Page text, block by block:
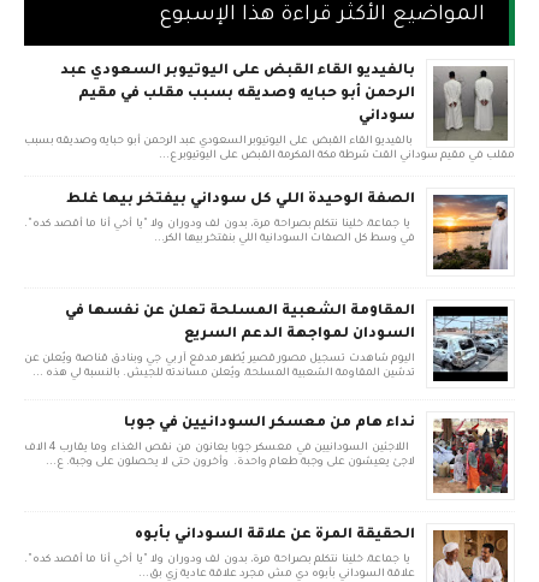
المواضيع الأكثر قراءة هذا الإسبوع
بالفيديو القاء القبض على اليوتيوبر السعودي عبد
الرحمن أبو حبايه وصديقه بسبب مقلب في مقيم
سوداني
بالفيديو القاء القبض على اليوتيوبر السعودي عبد الرحمن أبو حبايه وصديقه بسبب
مقلب في مقيم سوداني القت شرطة مكة المكرمة القبض على اليوتيوبر ع...
الصفة الوحيدة اللي كل سوداني بيفتخر بيها غلط
يا جماعة، خلينا نتكلم بصراحة مرة، بدون لف ودوران ولا "يا أخي أنا ما أقصد كده".
في وسط كل الصفات السودانية اللي بنفتخر بيها الكر...
المقاومة الشعبية المسلحة تعلن عن نفسها في
السودان لمواجهة الدعم السريع
اليوم شاهدت تسجيل مصور قصير يُظهر مدفع آر بي جي وبنادق قناصة ويُعلن عن
تدشين المقاومة الشعبية المسلحة، ويُعلن مساندته للجيش. بالنسبة لي هذه ...
نداء هام من معسكر السودانيين في جوبا
اللاجئين السودانيين في معسكر جوبا يعانون من نقص الغذاء وما يقارب 4 الاف
لاجئ يعيشون على وجبة طعام واحدة. وأخرون حتى لا يحصلون على وجبة. ع...
الحقيقة المرة عن علاقة السوداني بأبوه
يا جماعة، خلينا نتكلم بصراحة مرة، بدون لف ودوران ولا "يا أخي أنا ما أقصد كده".
علاقة السوداني بأبوه دي مش مجرد علاقة عادية زي بق...